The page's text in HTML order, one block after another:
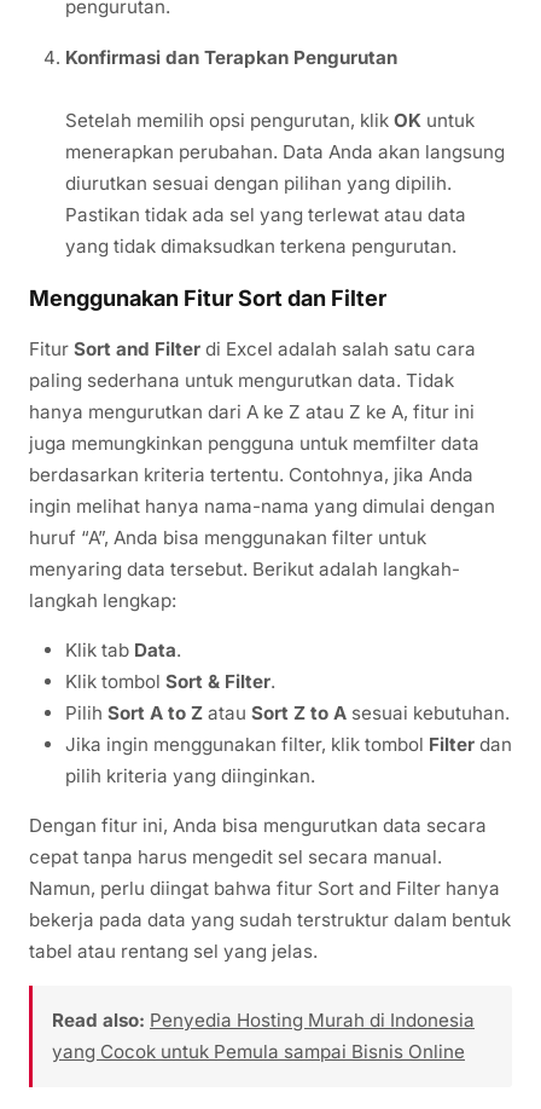
pengurutan.
Konfirmasi dan Terapkan Pengurutan
Setelah memilih opsi pengurutan, klik OK untuk
menerapkan perubahan. Data Anda akan langsung
diurutkan sesuai dengan pilihan yang dipilih.
Pastikan tidak ada sel yang terlewat atau data
yang tidak dimaksudkan terkena pengurutan.
Menggunakan Fitur Sort dan Filter
Fitur Sort and Filter di Excel adalah salah satu cara
paling sederhana untuk mengurutkan data. Tidak
hanya mengurutkan dari A ke Z atau Z ke A, fitur ini
juga memungkinkan pengguna untuk memfilter data
berdasarkan kriteria tertentu. Contohnya, jika Anda
ingin melihat hanya nama-nama yang dimulai dengan
huruf “A”, Anda bisa menggunakan filter untuk
menyaring data tersebut. Berikut adalah langkah-
langkah lengkap:
Klik tab Data.
Klik tombol Sort & Filter.
Pilih Sort A to Z atau Sort Z to A sesuai kebutuhan.
Jika ingin menggunakan filter, klik tombol Filter dan
pilih kriteria yang diinginkan.
Dengan fitur ini, Anda bisa mengurutkan data secara
cepat tanpa harus mengedit sel secara manual.
Namun, perlu diingat bahwa fitur Sort and Filter hanya
bekerja pada data yang sudah terstruktur dalam bentuk
tabel atau rentang sel yang jelas.
Read also: Penyedia Hosting Murah di Indonesia
yang Cocok untuk Pemula sampai Bisnis Online